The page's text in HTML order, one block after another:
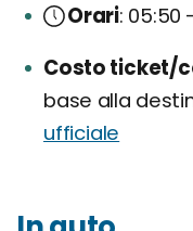
Orari 05:50
Costo ticket/
base alla
ufficiale